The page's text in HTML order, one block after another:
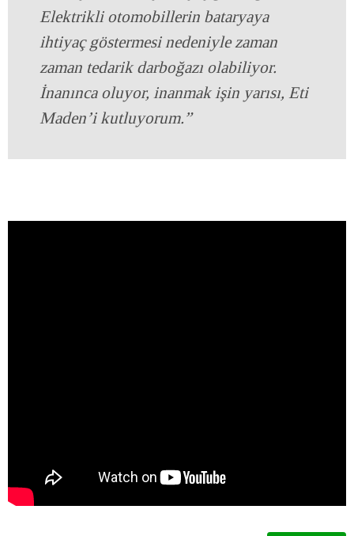
Elektrikli otomobillerin bataryaya
ihtiyaç göstermesi nedeniyle zaman
zaman tedarik darboğazı olabiliyor.
İnanınca oluyor, inanmak işin yarısı, Eti
Maden’i kutluyorum.”